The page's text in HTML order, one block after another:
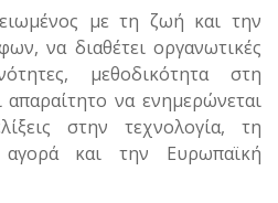
με τη ζωή και την
να διαθέτει οργανωτικές
μεθοδικότητα στη
να ενημερώνεται
στην τεχνολογία, τη
αγορά και την Ευρωπαϊκή